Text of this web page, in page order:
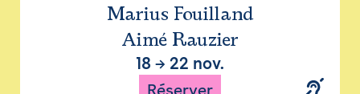
Marius Fouilland
Aimé Rauzier
18 → 22 nov.
Réserver